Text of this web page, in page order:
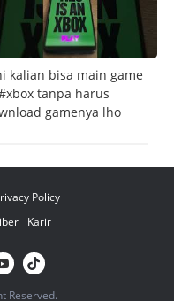
kalian bisa main game
tanpa harus
gamenya lho
Policy
Karir
Reserved.